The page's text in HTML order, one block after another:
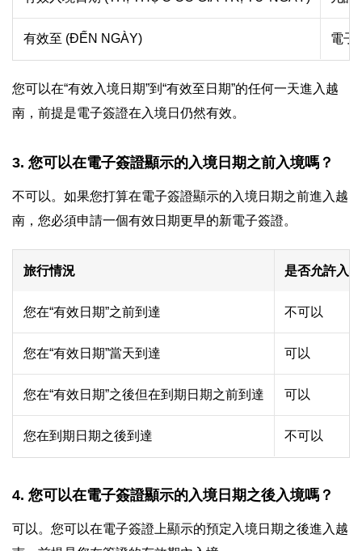
有效至 (ĐẾN NGÀY) 電子
您可以在“有效入境日期”到“有效至日期”的任何一天進入越
南，前提是電子簽證在入境日仍然有效。
3. 您可以在電子簽證顯示的入境日期之前入境嗎？
不可以。如果您打算在電子簽證顯示的入境日期之前進入越
南，您必須申請一個有效日期更早的新電子簽證。
旅行情況 是否允許入
您在“有效日期”之前到達 不可以
您在“有效日期”當天到達 可以
您在“有效日期”之後但在到期日期之前到達 可以
您在到期日期之後到達 不可以
4. 您可以在電子簽證顯示的入境日期之後入境嗎？
可以。您可以在電子簽證上顯示的預定入境日期之後進入越